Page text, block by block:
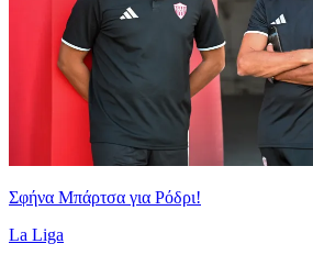
Σφήνα Μπάρτσα για Ρόδρι!
La Liga